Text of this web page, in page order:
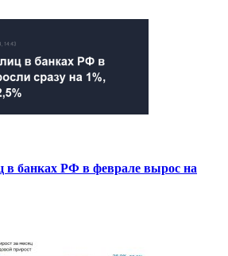
в банках РФ в феврале вырос на